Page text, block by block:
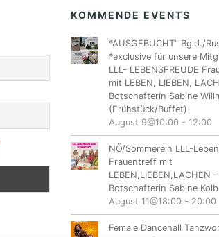
KOMMENDE EVENTS
*AUSGEBUCHT“ Bgld./
*exclusive für unsere
LLL- LEBENSFREUDE
mit LEBEN, LIEBEN,
Botschafterin Sabine
(Frühstück/Buffet)
August 9@10:00- 12:00
NÖ/Sommerein LLL-
Frauentreff mit
LEBEN,LIEBEN,LACHEN –
Botschafterin Sabine Kolb
August 11@18:00- 20:00
Female Dancehall